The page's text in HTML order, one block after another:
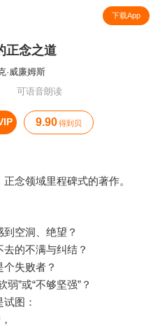
下载App
正念之道
·威廉姆斯
可语音朗读
9.90 得到贝
念领域里程碑式的著作。
空洞、绝望？
的不满与纠结？
失败者？
”或“不够坚强”？
图：